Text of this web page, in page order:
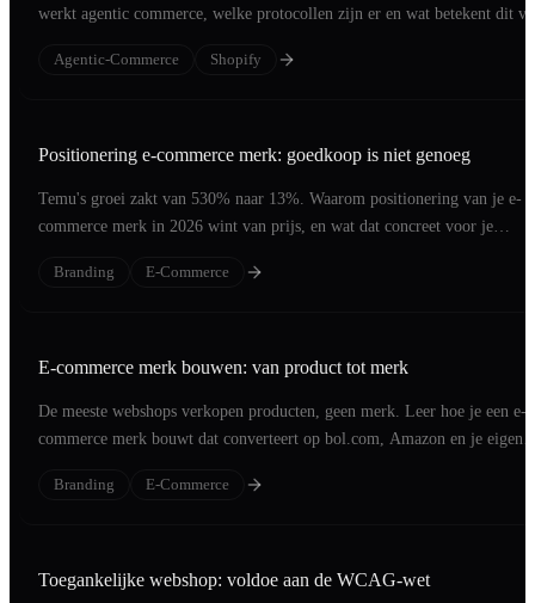
werkt agentic commerce, welke protocollen zijn er en wat betekent dit
Agentic-Commerce
Shopify
Positionering e-commerce merk: goedkoop is niet genoeg
Temu's groei zakt van 530% naar 13%. Waarom positionering van je e-
commerce merk in 2026 wint van prijs, en wat dat concreet voor je
Branding
E-Commerce
E-commerce merk bouwen: van product tot merk
De meeste webshops verkopen producten, geen merk. Leer hoe je een e-
commerce merk bouwt dat converteert op bol.com, Amazon en je eigen
Branding
E-Commerce
Toegankelijke webshop: voldoe aan de WCAG-wet